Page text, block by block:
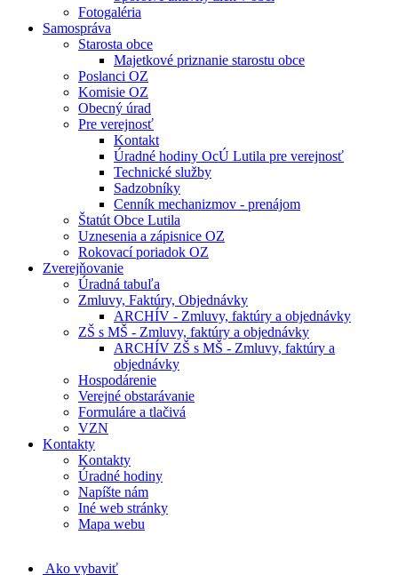
Fotogaléria
Samospráva
Starosta obce
Majetkové priznanie starostu obce
Poslanci OZ
Komisie OZ
Obecný úrad
Pre verejnosť
Kontakt
Úradné hodiny OcÚ Lutila pre verejnosť
Technické služby
Sadzobníky
Cenník mechanizmov - prenájom
Štatút Obce Lutila
Uznesenia a zápisnice OZ
Rokovací poriadok OZ
Zverejňovanie
Úradná tabuľa
Zmluvy, Faktúry, Objednávky
ARCHÍV - Zmluvy, faktúry a objednávky
ZŠ s MŠ - Zmluvy, faktúry a objednávky
ARCHÍV ZŠ s MŠ - Zmluvy, faktúry a
objednávky
Hospodárenie
Verejné obstarávanie
Formuláre a tlačivá
VZN
Kontakty
Kontakty
Úradné hodiny
Napíšte nám
Iné web stránky
Mapa webu
Ako vybaviť